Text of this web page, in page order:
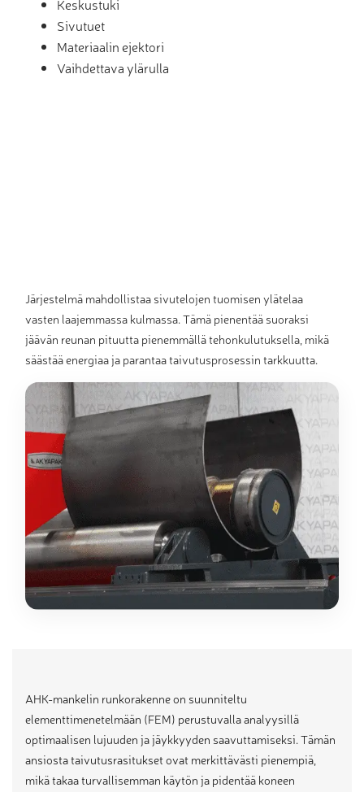
Keskustuki
Sivutuet
Materiaalin ejektori
Vaihdettava ylärulla
Järjestelmä mahdollistaa sivutelojen tuomisen ylätelaa
vasten laajemmassa kulmassa. Tämä pienentää suoraksi
jäävän reunan pituutta pienemmällä tehonkulutuksella, mikä
säästää energiaa ja parantaa taivutusprosessin tarkkuutta.
AHK-mankelin runkorakenne on suunniteltu
elementtimenetelmään (FEM) perustuvalla analyysillä
optimaalisen lujuuden ja jäykkyyden saavuttamiseksi. Tämän
ansiosta taivutusrasitukset ovat merkittävästi pienempiä,
mikä takaa turvallisemman käytön ja pidentää koneen